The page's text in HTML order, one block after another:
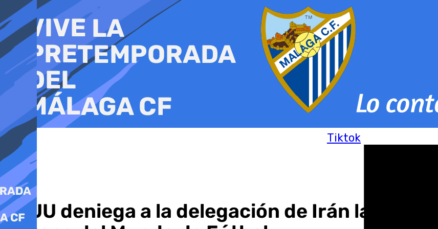
al
contenido
Tiktok
EEUU deniega a la delegación de Irán la